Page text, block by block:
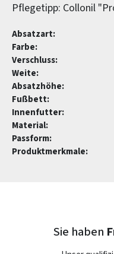
Pflegetipp: Collonil
Absatzart:
Farbe:
Verschluss:
Weite:
Absatzhöhe:
Fußbett:
Innenfutter:
Material:
Passform:
Produktmerkmale:
Sie haben